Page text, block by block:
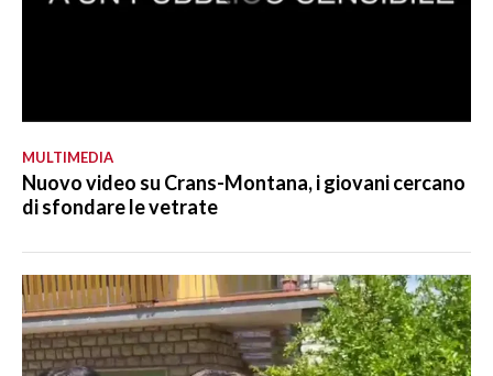
MULTIMEDIA
Nuovo video su Crans-Montana, i giovani cercano
di sfondare le vetrate